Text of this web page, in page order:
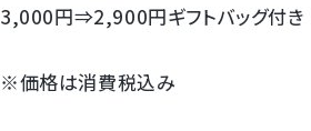
3,000円⇒2,900円ギフトバッグ付き
※価格は消費税込み